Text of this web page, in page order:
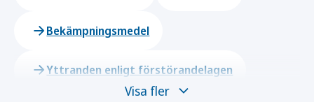
Bekämpningsmedel
Yttranden enligt förstörandelagen
Visa fler